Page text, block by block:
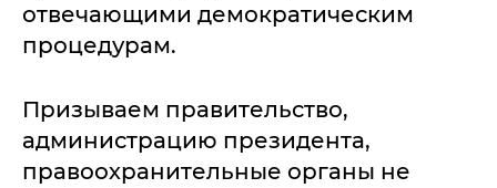
отвечающими демократическим
процедурам.
Призываем правительство,
администрацию президента,
правоохранительные органы не